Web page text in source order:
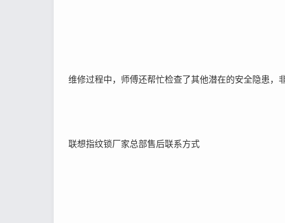
维修过程中，师傅还帮忙检查了其他潜在的安全隐患，
联想指纹锁厂家总部售后联系方式